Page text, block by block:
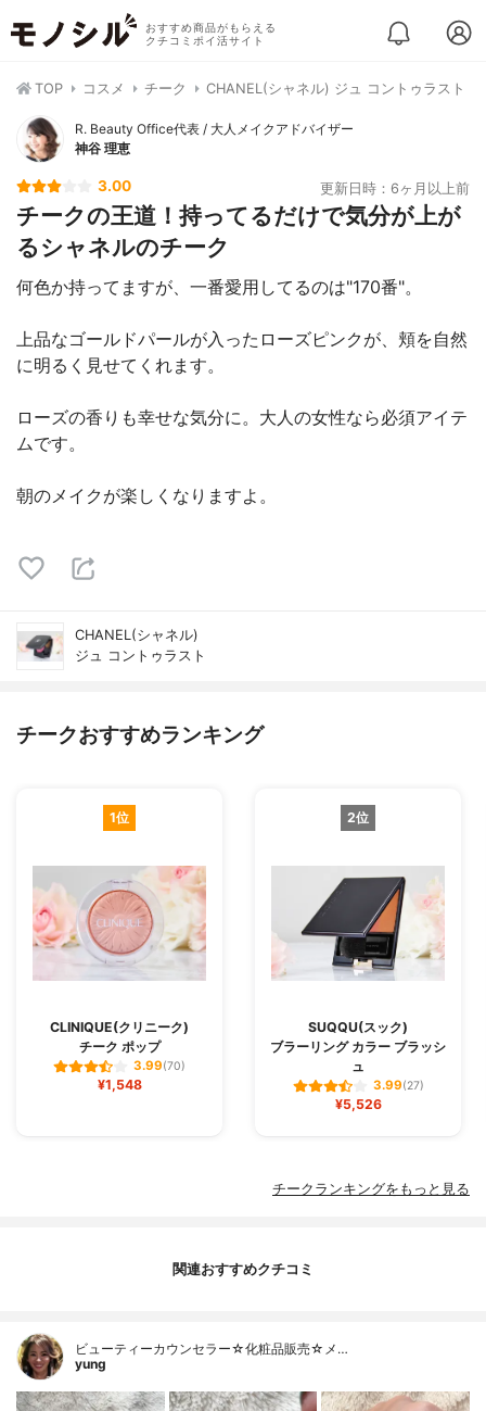
おすすめ商品がもらえる
クチコミポイ活サイト
TOP コスメ チーク CHANEL(シャネル) ジュ コントゥラスト
R. Beauty Office代表 / 大人メイクアドバイザー
神谷 理恵
3.00 更新日時：6ヶ月以上前
チークの王道！持ってるだけで気分が上が
るシャネルのチーク
何色か持ってますが、一番愛用してるのは"170番"。
上品なゴールドパールが入ったローズピンクが、頬を自然
に明るく見せてくれます。
ローズの香りも幸せな気分に。大人の女性なら必須アイテ
ムです。
朝のメイクが楽しくなりますよ。
CHANEL(シャネル)
ジュ コントゥラスト
チークおすすめランキング
1位
CLINIQUE(クリニーク)
チーク ポップ
3.99(70)
¥1,548
2位
SUQQU(スック)
ブラーリング カラー ブラッシ
ュ
3.99(27)
¥5,526
チークランキングをもっと見る
関連おすすめクチコミ
ビューティーカウンセラー☆化粧品販売☆メ…
yung